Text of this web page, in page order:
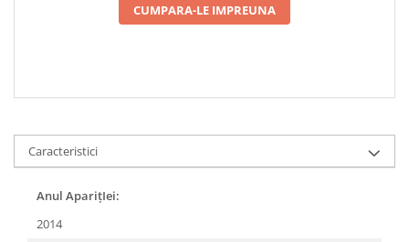
CUMPARA-LE IMPREUNA
Caracteristici
Anul AparițIei:
2014